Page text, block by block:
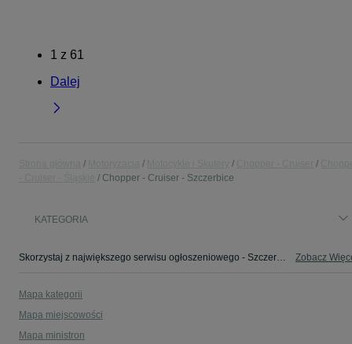
1 z 61
Dalej
Chopper - Cruiser - Szczerbice
KATEGORIA
Skorzystaj z największego serwisu ogłoszeniowego - Szczerbice i okolice! - kupuj lub sprzedawaj jeszcze wygodniej w kategorii Chopper - Cruiser! Zobacz
Mapa kategorii
Mapa miejscowości
Mapa ministron